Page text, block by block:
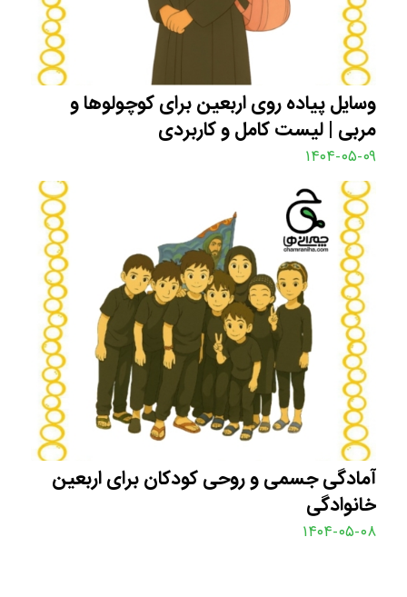
وسایل پیاده‌ روی اربعین برای کوچولوها و
مربی | لیست کامل و کاربردی
۱۴۰۴-۰۵-۰۹
آمادگی جسمی و روحی کودکان برای اربعین
خانوادگی
۱۴۰۴-۰۵-۰۸